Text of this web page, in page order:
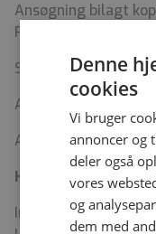
Ansøgning bilagt
PDF-format via
Startdato: D. 15.
Ansøgningsfrist: D.
Kontakt
Information om
Denne
cookies
Vi bruger
annoncer og
deler også
vores
og
dem med